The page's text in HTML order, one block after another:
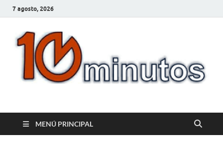
7 agosto, 2026
10minutos.com.uy
MENÚ PRINCIPAL